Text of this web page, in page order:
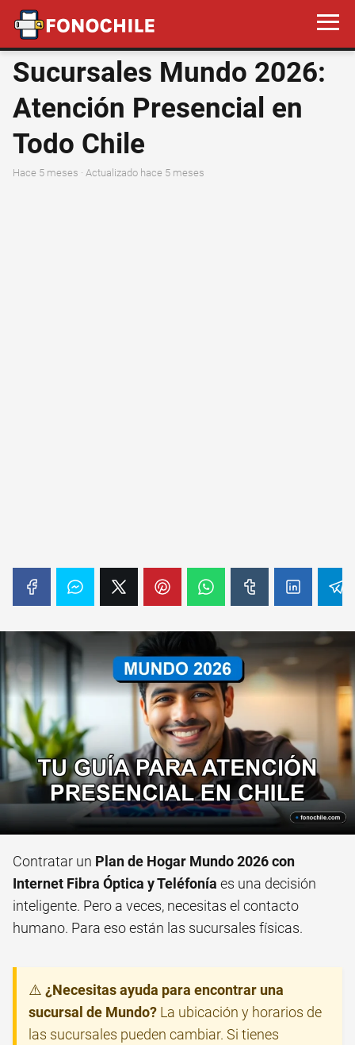
Sucursales Mundo 2026:
Atención Presencial en
Todo Chile
hace 5 meses · Actualizado hace 5 meses
Contratar un Plan de Hogar Mundo 2026 con
Internet Fibra Óptica y Teléfonía es una decisión
inteligente. Pero a veces, necesitas el contacto
humano. Para eso están las sucursales físicas.
⚠️ ¿Necesitas ayuda para encontrar una
sucursal de Mundo? La ubicación y horarios de
las sucursales pueden cambiar. Si tienes